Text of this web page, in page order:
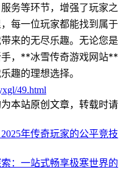
务等环节，增强了玩家之
每一位玩家都能找到属于
来的无尽乐趣。无论您是
，**冰雪传奇游戏网站**
趣的理想选择。
49.html
本站原创文章，转载时请
年传奇玩家的公平竞技
：一站式畅享极寒世界的